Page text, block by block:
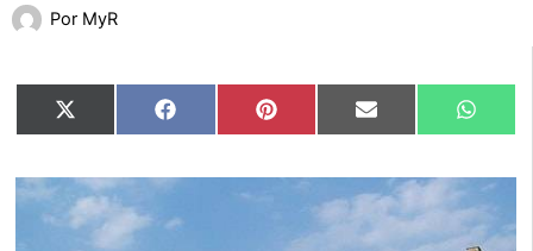
Por MyR
Compartir
en
X
(Twitter)
Compartir
en
Facebook Compartir
en
Pinterest Compartir
en
Email
en